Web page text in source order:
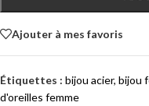
Ajouter à mes favoris
Étiquettes : bijou acier, bijou
d'oreilles femme